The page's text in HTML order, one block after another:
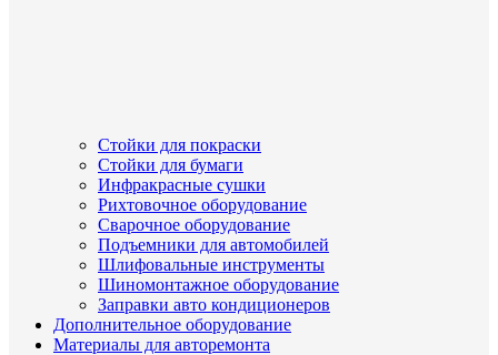
Стойки для покраски
Стойки для бумаги
Инфракрасные сушки
Рихтовочное оборудование
Сварочное оборудование
Подъемники для автомобилей
Шлифовальные инструменты
Шиномонтажное оборудование
Заправки авто кондиционеров
Дополнительное оборудование
Материалы для авторемонта